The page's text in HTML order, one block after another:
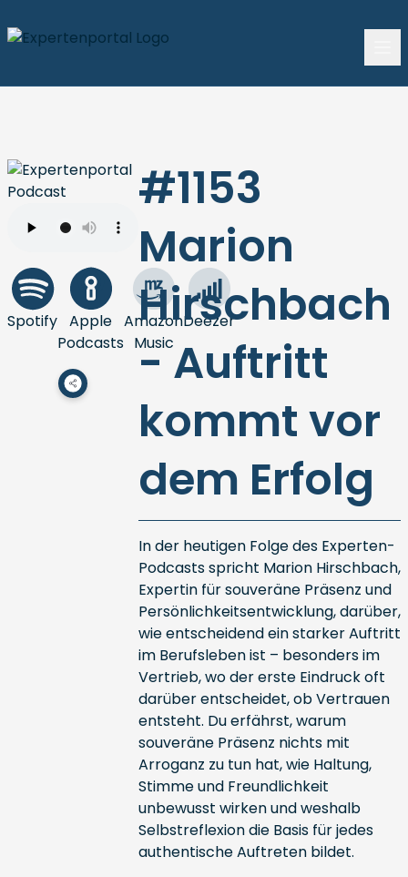
Spotify Apple
Podcasts
Amazon
Music
Deezer
#1153
Marion
Hirschbach
- Auftritt
kommt vor
dem Erfolg
In der heutigen Folge des Experten-
Podcasts spricht Marion Hirschbach,
Expertin für souveräne Präsenz und
Persönlichkeitsentwicklung, darüber,
wie entscheidend ein starker Auftritt
im Berufsleben ist – besonders im
Vertrieb, wo der erste Eindruck oft
darüber entscheidet, ob Vertrauen
entsteht. Du erfährst, warum
souveräne Präsenz nichts mit
Arroganz zu tun hat, wie Haltung,
Stimme und Freundlichkeit
unbewusst wirken und weshalb
Selbstreflexion die Basis für jedes
authentische Auftreten bildet.